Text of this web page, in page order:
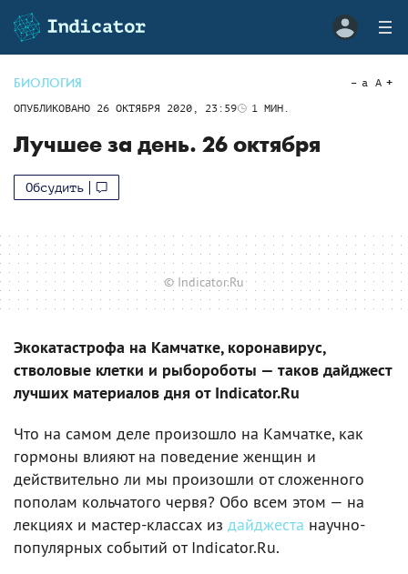
БИОЛОГИЯ
ОПУБЛИКОВАНО 26 ОКТЯБРЯ 2020, 23:59 1 МИН.
a A
Лучшее за день. 26 октября
Обсудить
© Indicator.Ru
Экокатастрофа на Камчатке, коронавирус,
стволовые клетки и рыбороботы — таков дайджест
лучших материалов дня от Indicator.Ru
Что на самом деле произошло на Камчатке, как
гормоны влияют на поведение женщин и
действительно ли мы произошли от сложенного
пополам кольчатого червя? Обо всем этом — на
лекциях и мастер-классах из дайджеста научно-
популярных событий от Indicator.Ru.